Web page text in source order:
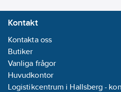
Kontakt
Kontakta oss
Butiker
Vanliga frågor
Huvudkontor
Logistikcentrum i Hallsberg -